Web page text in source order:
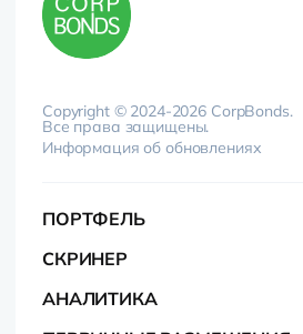
Copyright © 2024-2026 CorpBonds.
Все права защищены.
Информация об обновлениях
ПОРТФЕЛЬ
СКРИНЕР
АНАЛИТИКА